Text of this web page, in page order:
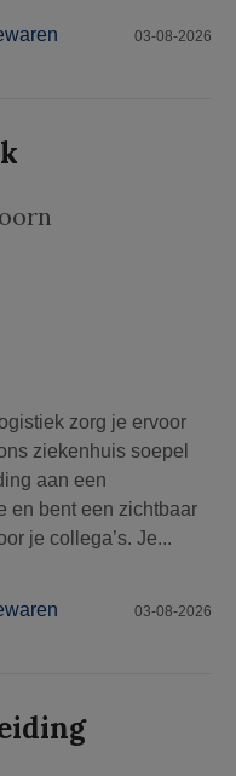
03-08-2026
zorg je ervoor
ziekenhuis soepel
aan een
en bent een zichtbaar
je collega’s. Je...
03-08-2026